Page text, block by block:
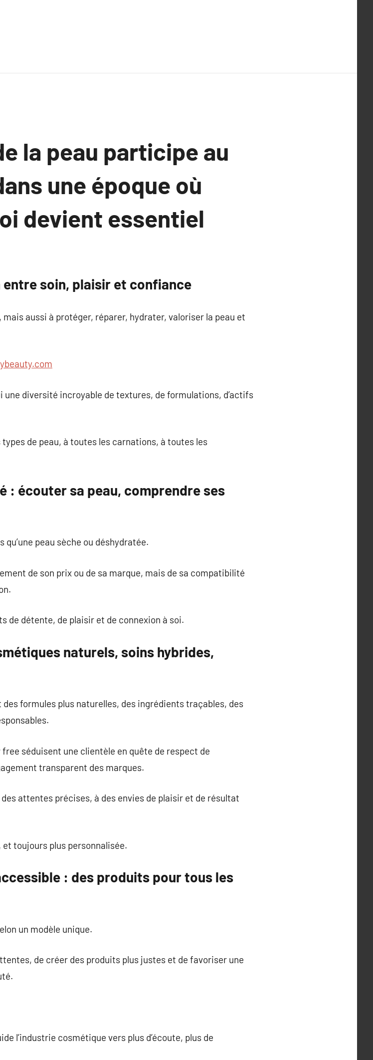
la peau participe au
une époque où
devient essentiel
soin, plaisir et confiance
aussi à protéger, réparer, hydrater, valoriser la peau et
diversité incroyable de textures, de formulations, d’actifs
de peau, à toutes les carnations, à toutes les
: écouter sa peau, comprendre ses
qu’une peau sèche ou déshydratée.
de son prix ou de sa marque, mais de sa compatibilité
de détente, de plaisir et de connexion à soi.
naturels, soins hybrides,
formules plus naturelles, des ingrédients traçables, des
séduisent une clientèle en quête de respect de
transparent des marques.
attentes précises, à des envies de plaisir et de résultat
toujours plus personnalisée.
: des produits pour tous les
un modèle unique.
de créer des produits plus justes et de favoriser une
l’industrie cosmétique vers plus d’écoute, plus de